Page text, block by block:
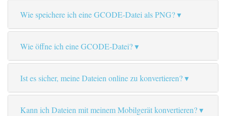
Wie speichere ich eine GCODE-Datei als PNG?
Wie öffne ich eine GCODE-Datei?
Ist es sicher, meine Dateien online zu konvertieren?
Kann ich Dateien mit meinem Mobilgerät konvertieren?